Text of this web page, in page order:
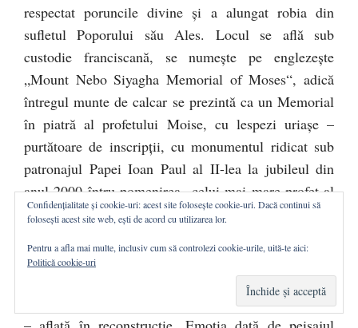
respectat poruncile divine şi a alungat robia din
sufletul Poporului său Ales. Locul se află sub
custodie franciscană, se numeşte pe englezeşte
„Mount Nebo Siyagha Memorial of Moses“, adică
întregul munte de calcar se prezintă ca un Memorial
în piatră al profetului Moise, cu lespezi uriaşe –
purtătoare de inscripţii, cu monumentul ridicat sub
patronajul Papei Ioan Paul al II-lea la jubileul din
anul 2000 întru pomenirea „celui mai mare profet al
tuturor timpurilor“, cum îl numeşte F. Comte pe
cu muzeul de mozaicuri şi relicve antice ale
Moabului cel cu trei regate – din Epoca fierului, cu
marea Biserică a Memorialului datând din secolul VI
Confidențialitate și cookie-uri: acest site folosește cookie-uri. Dacă continui să
folosești acest site web, ești de acord cu utilizarea lor.
Pentru a afla mai multe, inclusiv cum să controlezi cookie-urile, uită-te aici:
Politică cookie-uri